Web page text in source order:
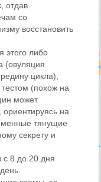
отдав
со
восстановить
этого либо
(овуляция
цикла),
(похож на
может
ориентируясь на
тянущие
секрету и
с 8 до 20 дня